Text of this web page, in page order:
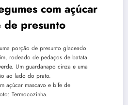
com açúcar
de presunto
açúcar mascavo e bife de
Termocozinha.